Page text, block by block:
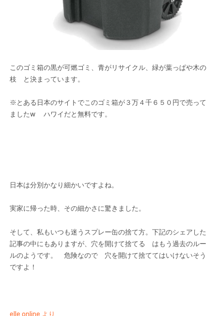
このゴミ箱の黒が可燃ゴミ、青がリサイクル、緑が葉っぱや木の
枝 と決まっています。
※とある日本のサイトでこのゴミ箱が３万４千６５０円で売って
ましたw ハワイだと無料です。
日本は分別かなり細かいですよね。
実家に帰った時、その細かさに驚きました。
そして、私もいつも迷うスプレー缶の捨て方。下記のシェアした
記事の中にもありますが、穴を開けて捨てる はもう過去のルー
ルのようです。 危険なので 穴を開けて捨ててはいけないそう
ですよ！
elle online より